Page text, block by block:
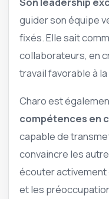
guider son équipe
fixés. Elle sait
collaborateurs, en
travail favorable à
Charo est
compétences en
capable de
convaincre les
écouter
et les